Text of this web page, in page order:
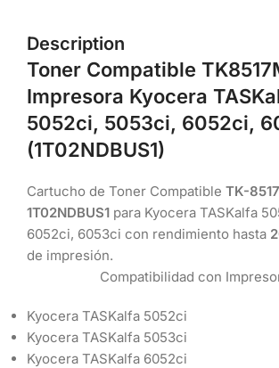
Description
Toner Compatible
Impresora Kyocera
5052ci, 5053ci, 6052ci,
(1T02NDBUS1)
Cartucho de Toner Compatible TK-
1T02NDBUS1 para Kyocera TASKalfa
6052ci, 6053ci con rendimiento hasta
de impresión.
Compatibilidad con
Kyocera TASKalfa 5052ci
Kyocera TASKalfa 5053ci
Kyocera TASKalfa 6052ci